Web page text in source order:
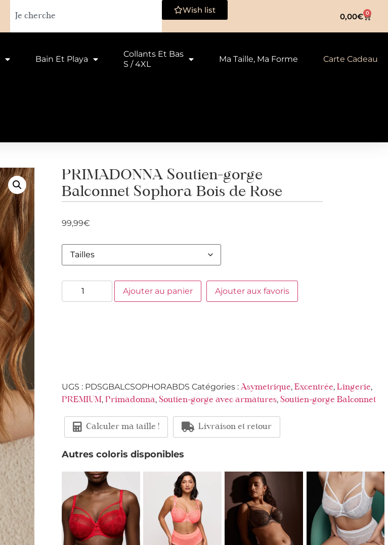
Wish list
0,00€ 0
Bain Et Playa
Collants Et Bas
S / 4XL
Ma Taille, Ma Forme Carte Cadeau
PRIMADONNA Soutien-gorge
Balconnet Sophora Bois de Rose
99,99€
Ajouter au panier Ajouter aux favoris
UGS : PDSGBALCSOPHORABDS Catégories : Asymetrique, Excentrée, Lingerie,
PREMIUM, Primadonna, Soutien-gorge avec armatures, Soutien-gorge Balconnet
Calculer ma taille ! Livraison et retour
Autres coloris disponibles